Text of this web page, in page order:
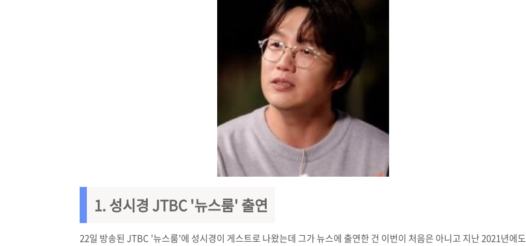
1. 성시경 JTBC '뉴스룸' 출연
22일 방송된 JTBC '뉴스룸'에 성시경이 게스트로 나왔는데 그가 뉴스에 출연한 건 이번이 처음은 아니고 지난 2021년에도